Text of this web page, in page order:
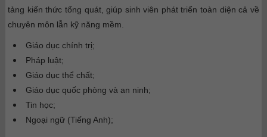
tảng kiến thức tổng quát, giúp sinh viên phát triển toàn diện cả về
chuyên môn lẫn kỹ năng mềm.
Giáo dục chính trị;
Pháp luật;
Giáo dục thể chất;
Giáo dục quốc phòng và an ninh;
Tin học;
Ngoại ngữ (Tiếng Anh);